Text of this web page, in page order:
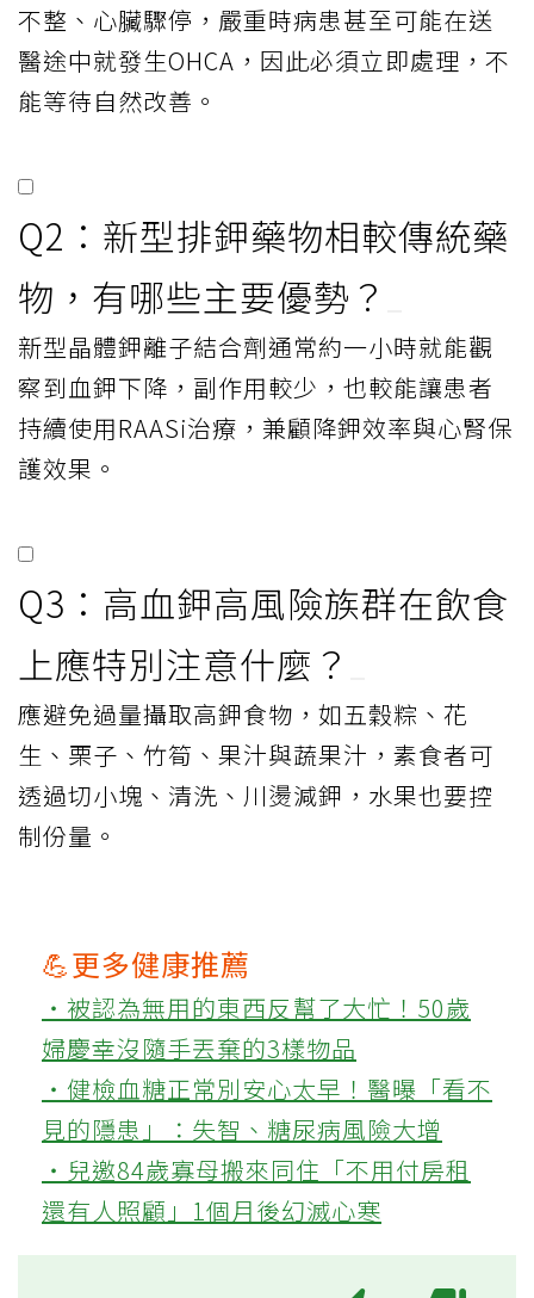
不整、心臟驟停，嚴重時病患甚至可能在送
醫途中就發生OHCA，因此必須立即處理，不
能等待自然改善。
Q2：新型排鉀藥物相較傳統藥
物，有哪些主要優勢？
新型晶體鉀離子結合劑通常約一小時就能觀
察到血鉀下降，副作用較少，也較能讓患者
持續使用RAASi治療，兼顧降鉀效率與心腎保
護效果。
Q3：高血鉀高風險族群在飲食
上應特別注意什麼？
應避免過量攝取高鉀食物，如五穀粽、花
生、栗子、竹筍、果汁與蔬果汁，素食者可
透過切小塊、清洗、川燙減鉀，水果也要控
制份量。
💪更多健康推薦
‧被認為無用的東西反幫了大忙！50歲
婦慶幸沒隨手丟棄的3樣物品
‧健檢血糖正常別安心太早！醫曝「看不
見的隱患」：失智、糖尿病風險大增
‧兒邀84歲寡母搬來同住「不用付房租
還有人照顧」1個月後幻滅心寒